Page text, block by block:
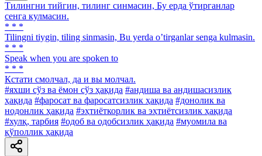
Тилингни тийгин, тилинг синмасин, Бу ерда ўтирганлар
сенга кулмасин.
* * *
Tilingni tiygin, tiling sinmasin, Bu yerda oʼtirganlar senga kulmasin.
* * *
Speak when you are spoken to
* * *
Кстати смолчал, да и вы молчал.
#яхши сўз ва ёмон сўз ҳақида #андиша ва андишасизлик
ҳақида #фаросат ва фаросатсизлик ҳақида #донолик ва
нодонлик ҳақида #эҳтиёткорлик ва эҳтиётсизлик ҳақида
#хулқ, тарбия #одоб ва одобсизлик ҳақида #муомила ва
қўполлик ҳақида